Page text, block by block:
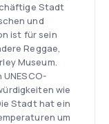
Stadt
und
ist für sein
Reggae,
Museum.
wie
Stadt hat ein
um